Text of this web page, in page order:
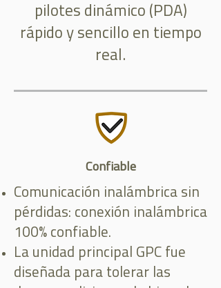
pilotes dinámico (PDA)
rápido y sencillo en tiempo
real.
Confiable
Comunicación inalámbrica sin
pérdidas: conexión inalámbrica
100% confiable.
La unidad principal GPC fue
diseñada para tolerar las